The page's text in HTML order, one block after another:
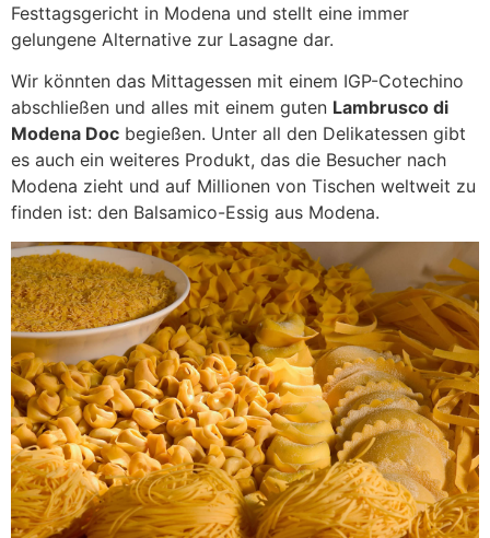
Festtagsgericht in Modena und stellt eine immer
gelungene Alternative zur Lasagne dar.
Wir könnten das Mittagessen mit einem IGP-Cotechino
abschließen und alles mit einem guten Lambrusco di
Modena Doc begießen. Unter all den Delikatessen gibt
es auch ein weiteres Produkt, das die Besucher nach
Modena zieht und auf Millionen von Tischen weltweit zu
finden ist: den Balsamico-Essig aus Modena.